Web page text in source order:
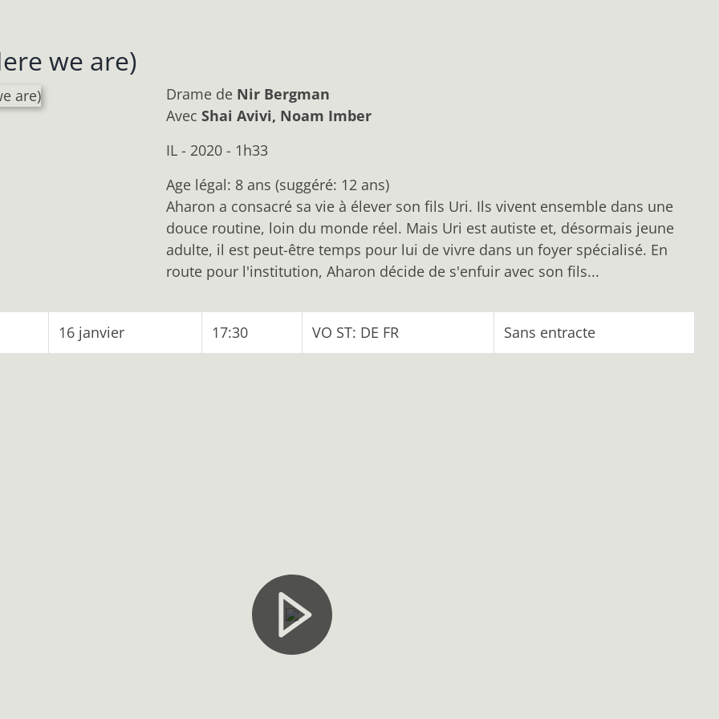
we are)
Drame de Nir Bergman
Avec Shai Avivi, Noam Imber
IL - 2020 - 1h33
Age légal: 8 ans (suggéré: 12 ans)
Aharon a consacré sa vie à élever son fils Uri. Ils vivent ensemble dans une
douce routine, loin du monde réel. Mais Uri est autiste et, désormais jeune
adulte, il est peut-être temps pour lui de vivre dans un foyer spécialisé. En
route pour l'institution, Aharon décide de s'enfuir avec son fils...
16 janvier 17:30 VO ST: DE FR Sans entracte